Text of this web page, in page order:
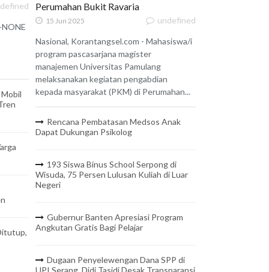
Perumahan Bukit Ravaria
15 Jun 2025 undefined
Nasional, Korantangsel.com - Mahasiswa/i
program pascasarjana magister
manajemen Universitas Pamulang
melaksanakan kegiatan pengabdian
kepada masyarakat (PKM) di Perumahan...
Rencana Pembatasan Medsos Anak
Dapat Dukungan Psikolog
193 Siswa Binus School Serpong di
Wisuda, 75 Persen Lulusan Kuliah di Luar
Negeri
Gubernur Banten Apresiasi Program
Angkutan Gratis Bagi Pelajar
Dugaan Penyelewengan Dana SPP di
UPI Serang, Didi Tasidi Desak Transparansi